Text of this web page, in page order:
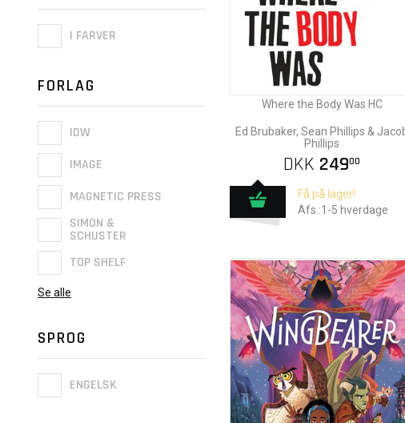
I FARVER
FORLAG
IDW
IMAGE
MAGNETIC PRESS
SIMON &
SCHUSTER
TOP SHELF
Se alle
SPROG
ENGELSK
Where the Body Was HC
Ed Brubaker, Sean Phillips &
Phillips
DKK 24900
Få på lager!
Afs.:1-5 hverdage